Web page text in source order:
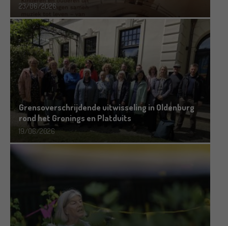
23/06/2026
Grensoverschrijdende uitwisseling in Oldenburg
rond het Gronings en Platduits
19/06/2026